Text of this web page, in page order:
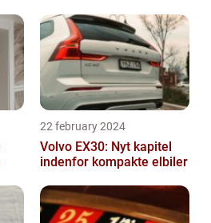
22 february 2024
Volvo EX30: Nyt kapitel
indenfor kompakte elbiler